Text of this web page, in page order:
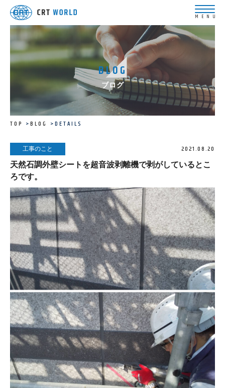
BLOG
ブログ
TOP BLOG DETAILS
工事のこと 2021.08.20
天然石調外壁シートを超音波剥離機で剥がしているとこ
ろです。